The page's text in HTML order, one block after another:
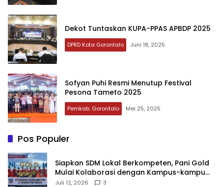
Dekot Tuntaskan KUPA-PPAS APBDP 2025
DPRD Kota Gorontalo Juni 18, 2025
Sofyan Puhi Resmi Menutup Festival
Pesona Tameto 2025
Pemkab. Gorontalo Mei 25, 2025
Pos Populer
‎Siapkan SDM Lokal Berkompeten, Pani Gold
Mulai Kolaborasi dengan Kampus-kampus
di Gorontalo
Juli 12, 2026 3